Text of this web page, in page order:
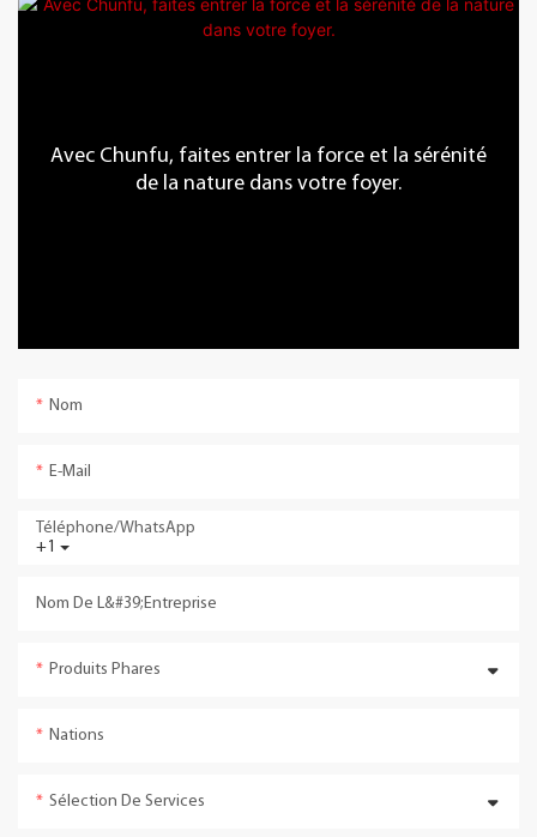
Avec Chunfu, faites entrer la force et la sérénité
de la nature dans votre foyer.
Nom
E-Mail
+1
Téléphone/WhatsApp
Nom De L&#39;entreprise
Produits Phares
Nations
Sélection De Services